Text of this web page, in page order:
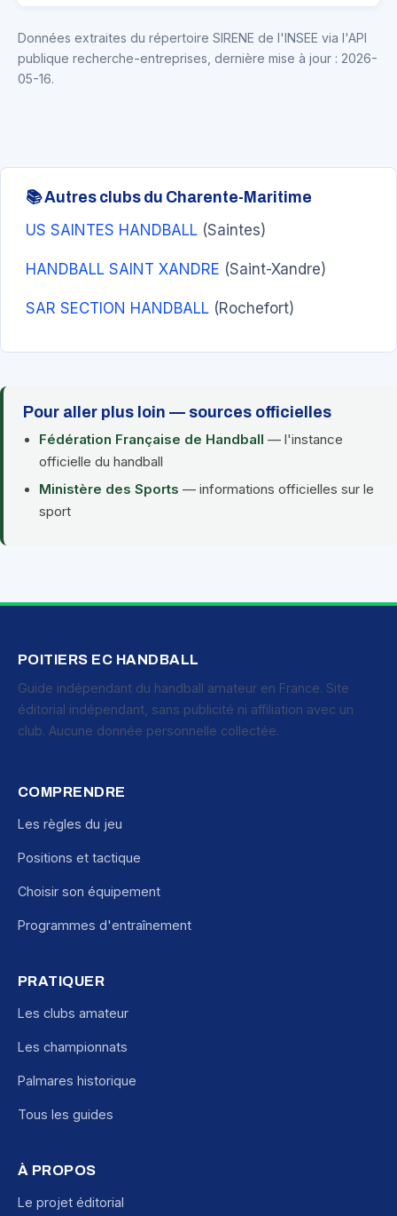
Données extraites du répertoire SIRENE de l'INSEE via l'API
publique recherche-entreprises, dernière mise à jour : 2026-
05-16.
📚 Autres clubs du Charente-Maritime
US SAINTES HANDBALL (Saintes)
HANDBALL SAINT XANDRE (Saint-Xandre)
SAR SECTION HANDBALL (Rochefort)
Pour aller plus loin — sources officielles
Fédération Française de Handball — l'instance
officielle du handball
Ministère des Sports — informations officielles sur le
sport
POITIERS EC HANDBALL
Guide indépendant du handball amateur en France. Site
éditorial indépendant, sans publicité ni affiliation avec un
club. Aucune donnée personnelle collectée.
COMPRENDRE
Les règles du jeu
Positions et tactique
Choisir son équipement
Programmes d'entraînement
PRATIQUER
Les clubs amateur
Les championnats
Palmares historique
Tous les guides
À PROPOS
Le projet éditorial